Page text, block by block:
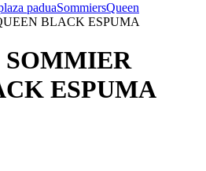
paduaSommiersQueen
BLACK ESPUMA
SOMMIER
ESPUMA